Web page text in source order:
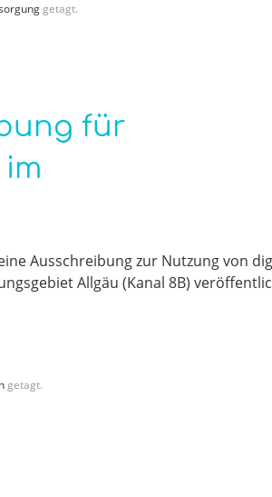
getagt.
für
Ausschreibung zur Nutzung von
Allgäu (Kanal 8B)
getagt.